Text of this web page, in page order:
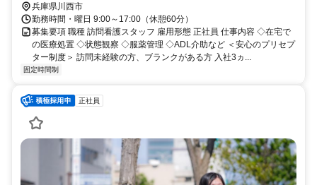
兵庫県川西市
勤務時間・曜日 9:00～17:00（休憩60分）
募集要項 職種 訪問看護スタッフ 雇用形態 正社員 仕事内容 ◇在宅で
の医療処置 ◇状態観察 ◇服薬管理 ◇ADL介助など ＜安心のプリセプ
ター制度＞ 訪問未経験の方、ブランクがある方 入社3ヵ...
固定時間制
正社員